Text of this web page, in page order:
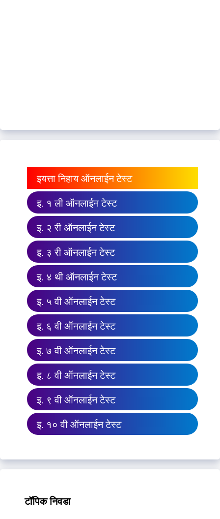
इयत्ता निहाय ऑनलाईन टेस्ट
इ. १ ली ऑनलाईन टेस्ट
इ. २ री ऑनलाईन टेस्ट
इ. ३ री ऑनलाईन टेस्ट
इ. ४ थी ऑनलाईन टेस्ट
इ. ५ वी ऑनलाईन टेस्ट
इ. ६ वी ऑनलाईन टेस्ट
इ. ७ वी ऑनलाईन टेस्ट
इ. ८ वी ऑनलाईन टेस्ट
इ. ९ वी ऑनलाईन टेस्ट
इ. १० वी ऑनलाईन टेस्ट
टॉपिक निवडा